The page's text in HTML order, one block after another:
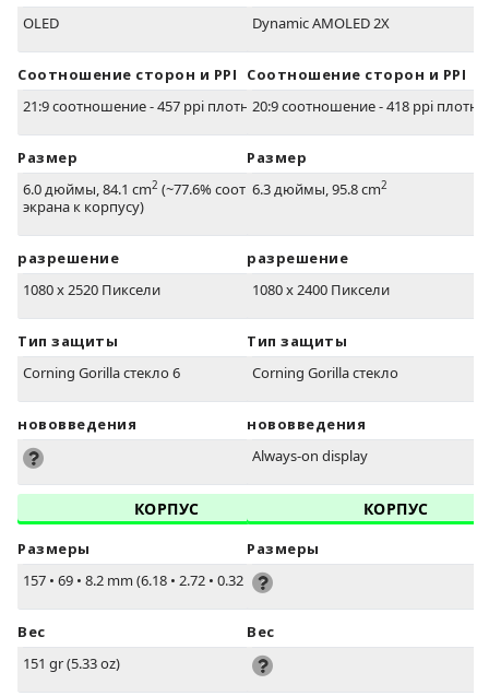
OLED
Соотношение сторон и PPI
21:9 соотношение - 457 ppi плотность
Размер
6.0 дюймы, 84.1 cm2 (~77.6% соотношение
экрана к корпусу)
разрешение
1080 x 2520 Пиксели
Тип защиты
Corning Gorilla стекло 6
нововведения
КОРПУС
Размеры
157 • 69 • 8.2 mm (6.18 • 2.72 • 0.32 in)
Вес
151 gr (5.33 oz)
Dynamic AMOLED 2X
Соотношение сторон и PPI
20:9 соотношение - 418 ppi
Размер
6.3 дюймы, 95.8 cm2
разрешение
1080 x 2400 Пиксели
Тип защиты
Corning Gorilla стекло
нововведения
Always-on display
КОРПУС
Размеры
Вес